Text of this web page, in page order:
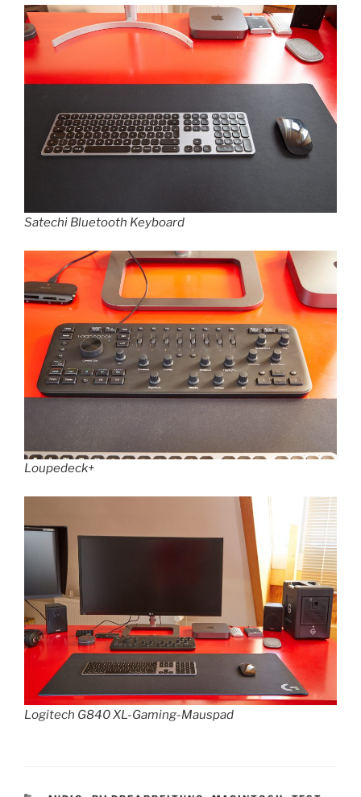
Satechi Bluetooth Keyboard
Loupedeck+
Logitech G840 XL-Gaming-Mauspad